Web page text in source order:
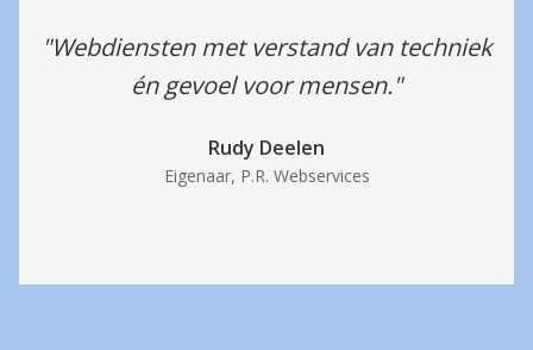
"Webdiensten met verstand van techniek
én gevoel voor mensen."
Rudy Deelen
Eigenaar, P.R. Webservices